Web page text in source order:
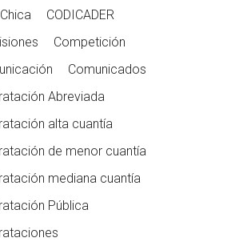
CODICADER
Competición
Comunicados
Abreviada
alta cuantía
de menor cuantía
mediana cuantía
Pública